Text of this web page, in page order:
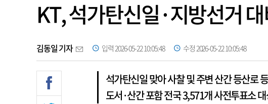
KT, 석가탄신일·지방선거
김동일 기자 입력 2026-05-22 10:05:48 수정 2026-05-22 10:05:48
석가탄신일 맞아 사찰 및 주변 산간 등산로
도서·산간 포함 전국 3,571개 사전투표소